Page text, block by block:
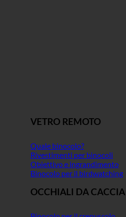
VETRO REMOTO
Quale binocolo?
Rivestimenti per binocoli
Obiettivo e ingrandimento
Binocolo per il birdwatching
OCCHIALI DA CACCIA